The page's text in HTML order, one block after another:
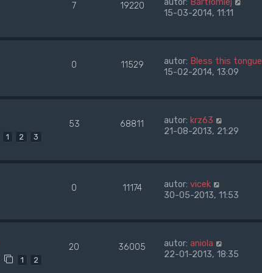
7 19220
15-03-2014, 11:11
0 11529 autor: Bless this tongue
15-02-2014, 13:09
1 2 3
53 68811 autor: krz63
21-08-2013, 21:29
0 11174 autor: vicek
30-05-2013, 11:53
1 2
20 36005 autor: aniola
22-01-2013, 18:35